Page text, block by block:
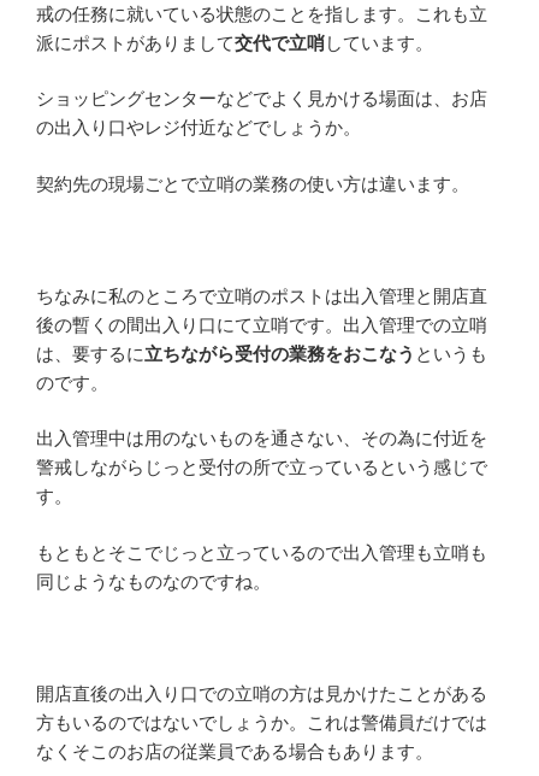
戒の任務に就いている状態のことを指します。これも立
派にポストがありまして交代で立哨しています。
ショッピングセンターなどでよく見かける場面は、お店
の出入り口やレジ付近などでしょうか。
契約先の現場ごとで立哨の業務の使い方は違います。
ちなみに私のところで立哨のポストは出入管理と開店直
後の暫くの間出入り口にて立哨です。出入管理での立哨
は、要するに立ちながら受付の業務をおこなう というも
のです。
出入管理中は用のないものを通さない、その為に付近を
警戒しながらじっと受付の所で立っているという感じで
す。
もともとそこでじっと立っているので出入管理も立哨も
同じようなものなのですね。
開店直後の出入り口での立哨の方は見かけたことがある
方もいるのではないでしょうか。これは警備員だけでは
なくそこのお店の従業員である場合もあります。